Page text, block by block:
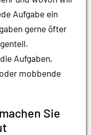
Aufgabe ein
gerne öfter
Aufgaben,
mobbende
Sie